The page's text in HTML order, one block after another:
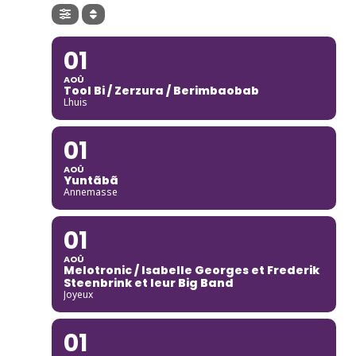
01
AOÛ
Tool Bi / Zerzura / Berimbaobab
Lhuis
01
AOÛ
Yuntãbã
Annemasse
01
AOÛ
Melotronic / Isabelle Georges et Frederik
Steenbrink et leur Big Band
Joyeux
01